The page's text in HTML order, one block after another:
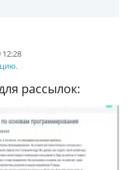
12:28
рассылок: